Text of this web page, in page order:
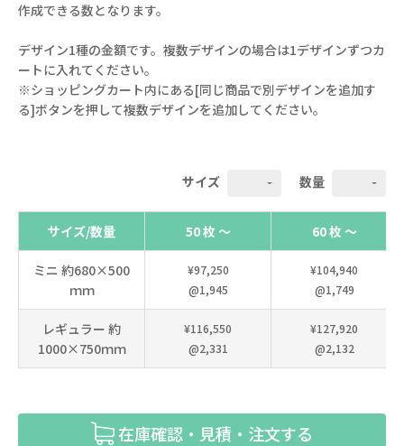
作成できる数となります。
デザイン1種の金額です。複数デザインの場合は1デザインずつカ
ートに入れてください。
※ショッピングカート内にある[同じ商品で別デザインを追加す
る]ボタンを押して複数デザインを追加してください。
サイズ 数量
サイズ/数量 50 枚 ～ 60 枚 ～
ミニ 約680×500
ｍｍ
¥97,250
@1,945
¥104,940
@1,749
レギュラー 約
1000×750ｍｍ
¥116,550
@2,331
¥127,920
@2,132
在庫確認・見積・注文する